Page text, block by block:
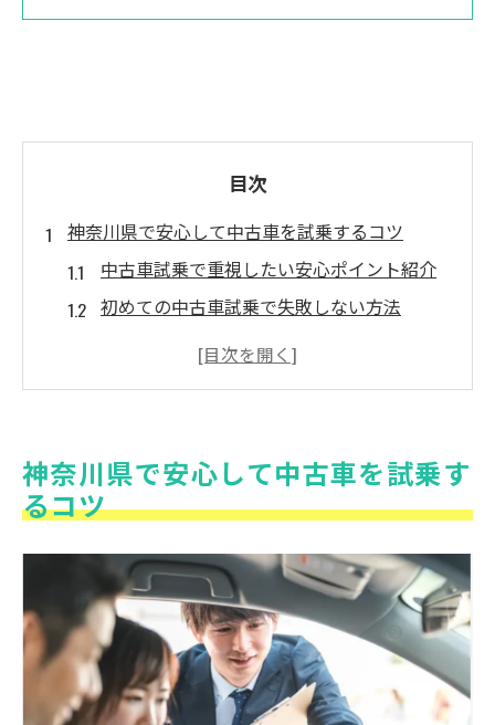
目次
神奈川県で安心して中古車を試乗するコツ
中古車試乗で重視したい安心ポイント紹介
初めての中古車試乗で失敗しない方法
中古車の試乗を安心して行うための流れ
販売店で中古車試乗を安心して頼むコツ
納得の中古車選びに役立つ試乗体験とは
中古車選びで試乗体験が与える安心感の理
由
比較試乗で分かる中古車の本当の魅力とポ
イント
納得できる中古車選びに試乗体験が重要な
神奈川県で安心して中古車を試乗す
るコツ